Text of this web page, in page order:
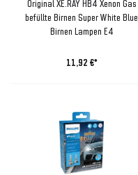
Original XE.RAY HB4 Xenon Gas
befüllte Birnen Super White Blue
Birnen Lampen E4
11,92 €*